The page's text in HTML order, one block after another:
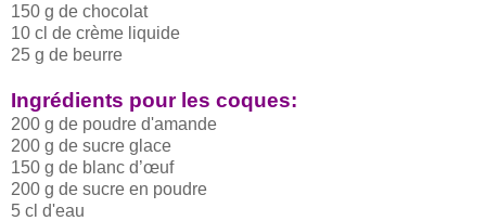
150 g de chocolat
10 cl de crème liquide
25 g de beurre
Ingrédients pour les coques:
200 g de poudre d'amande
200 g de sucre glace
150 g de blanc d’œuf
200 g de sucre en poudre
5 cl d'eau